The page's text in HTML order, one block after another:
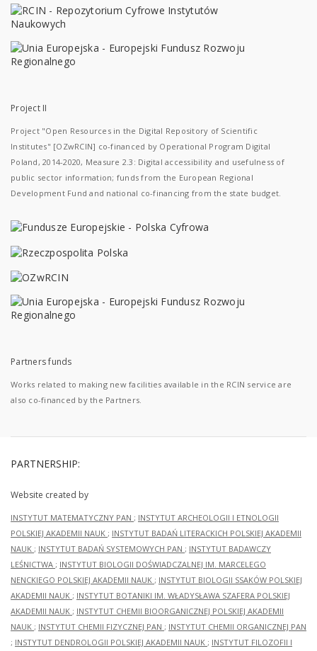
Project II
Project "Open Resources in the Digital Repository of Scientific
Institutes" [OZwRCIN] co-financed by Operational Program Digital
Poland, 2014-2020, Measure 2.3: Digital accessibility and usefulness of
public sector information; funds from the European Regional
Development Fund and national co-financing from the state budget.
Partners funds
Works related to making new facilities available in the RCIN service are
also co-financed by the Partners.
PARTNERSHIP:
Website created by
INSTYTUT MATEMATYCZNY PAN ; INSTYTUT ARCHEOLOGII I ETNOLOGII
POLSKIEJ AKADEMII NAUK ; INSTYTUT BADAŃ LITERACKICH POLSKIEJ AKADEMII
NAUK ; INSTYTUT BADAŃ SYSTEMOWYCH PAN ; INSTYTUT BADAWCZY
LEŚNICTWA ; INSTYTUT BIOLOGII DOŚWIADCZALNEJ IM. MARCELEGO
NENCKIEGO POLSKIEJ AKADEMII NAUK ; INSTYTUT BIOLOGII SSAKÓW POLSKIEJ
AKADEMII NAUK ; INSTYTUT BOTANIKI IM. WŁADYSŁAWA SZAFERA POLSKIEJ
AKADEMII NAUK ; INSTYTUT CHEMII BIOORGANICZNEJ POLSKIEJ AKADEMII
NAUK ; INSTYTUT CHEMII FIZYCZNEJ PAN ; INSTYTUT CHEMII ORGANICZNEJ PAN
; INSTYTUT DENDROLOGII POLSKIEJ AKADEMII NAUK ; INSTYTUT FILOZOFII I